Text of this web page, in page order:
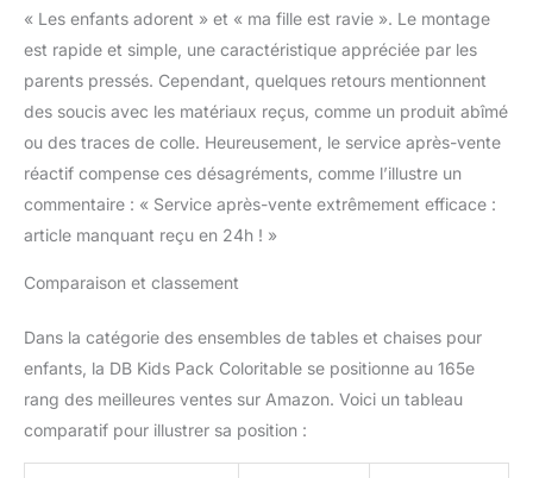
« Les enfants adorent » et « ma fille est ravie ». Le montage
est rapide et simple, une caractéristique appréciée par les
parents pressés. Cependant, quelques retours mentionnent
des soucis avec les matériaux reçus, comme un produit abîmé
ou des traces de colle. Heureusement, le service après-vente
réactif compense ces désagréments, comme l’illustre un
commentaire : « Service après-vente extrêmement efficace :
article manquant reçu en 24h ! »
Comparaison et classement
Dans la catégorie des ensembles de tables et chaises pour
enfants, la DB Kids Pack Coloritable se positionne au 165e
rang des meilleures ventes sur Amazon. Voici un tableau
comparatif pour illustrer sa position :